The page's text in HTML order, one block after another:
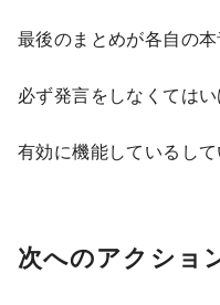
最後のまとめが各自の
必ず発言をしなくては
有効に機能しているし
次へのアクショ